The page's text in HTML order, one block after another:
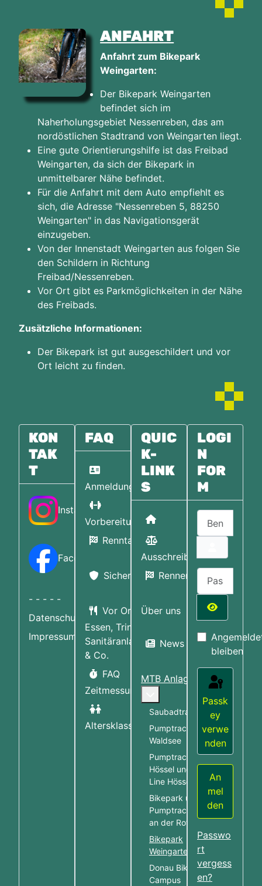
ANFAHRT
Anfahrt zum Bikepark
Weingarten:
Der Bikepark Weingarten
befindet sich im
Naherholungsgebiet Nessenreben, das am
nordöstlichen Stadtrand von Weingarten liegt.
Eine gute Orientierungshilfe ist das Freibad
Weingarten, da sich der Bikepark in
unmittelbarer Nähe befindet.
Für die Anfahrt mit dem Auto empfiehlt es
sich, die Adresse "Nessenreben 5, 88250
Weingarten" in das Navigationsgerät
einzugeben.
Von der Innenstadt Weingarten aus folgen Sie
den Schildern in Richtung
Freibad/Nessenreben.
Vor Ort gibt es Parkmöglichkeiten in der Nähe
des Freibads.
Zusätzliche Informationen:
Der Bikepark ist gut ausgeschildert und vor
Ort leicht zu finden.
KON
TAK
T
Instagram
Facebook
- - - - -
Datenschutzerklärung
Impressum
FAQ
Anmeldung
Vorbereitung
Renntag
Sicherheit
Vor Ort:
Essen, Trinken,
Sanitäranlagen
& Co.
FAQ
Zeitmessung
Altersklassen
QUIC
K-
LINK
S
Ausschreibungen
Rennen
Über uns
News
MTB Anlagen
Saubadtrail
Pumptrack Bad
Waldsee
Pumptrack
Hössel und Table
Line Hössel
Bikepark und
Pumptrack Rot
an der Rot
Bikepark
Weingarten
Donau Bike
Campus
LOGI
N
FOR
M
Passwort
Passwort
bleiben
Passk
ey
verwe
nden
An
mel
den
Passwo
rt
vergess
en?